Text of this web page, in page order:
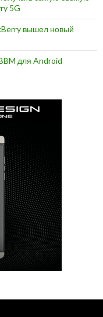
5G
вышел новый
для Android